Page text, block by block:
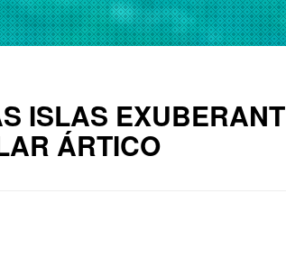
ISLAS
ÁRTICO